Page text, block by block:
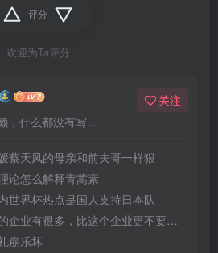
评分
欢迎为Ta评分
，什么都没有写...
关注
蔡天凤的母亲和前夫哥一样狠
论怎么解释青蒿素
世界杯热点是国人支持日本队
有很多，比这个企业更不要脸的，应该就没有了
崩乐坏